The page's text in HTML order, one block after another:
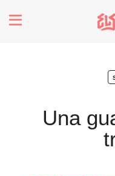
Una